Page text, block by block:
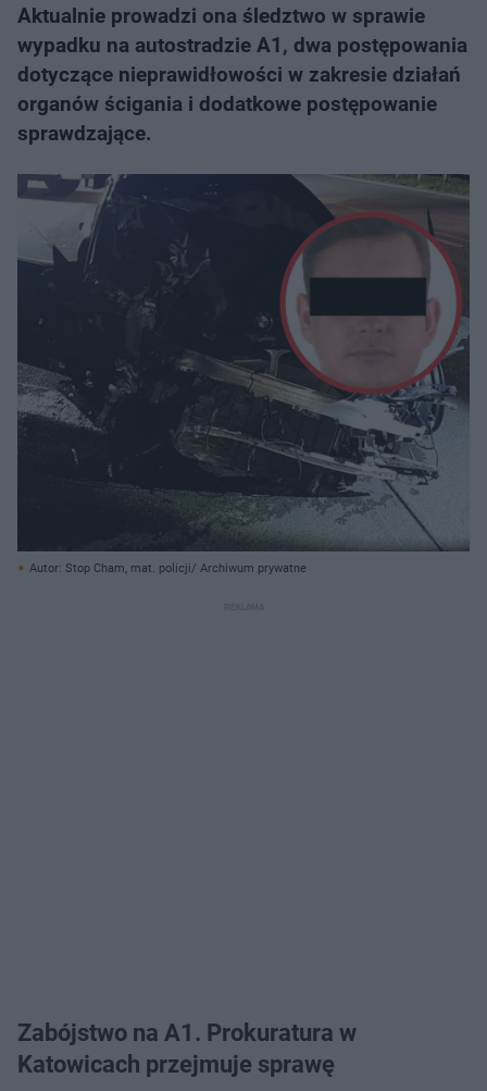
Aktualnie prowadzi ona śledztwo w sprawie
wypadku na autostradzie A1, dwa postępowania
dotyczące nieprawidłowości w zakresie działań
organów ścigania i dodatkowe postępowanie
sprawdzające.
Autor: Stop Cham, mat. policji/ Archiwum prywatne
Zabójstwo na A1. Prokuratura w
Katowicach przejmuje sprawę